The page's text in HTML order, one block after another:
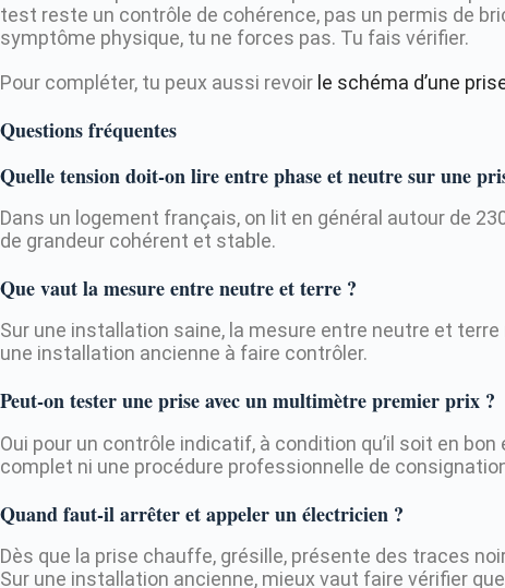
test reste un contrôle de cohérence, pas un permis de
symptôme physique, tu ne forces pas. Tu fais vérifier.
Pour compléter, tu peux aussi revoir le schéma d’une
Questions fréquentes
Quelle tension doit-on lire entre phase et neutre sur une
Dans un logement français, on lit en général autour de
de grandeur cohérent et stable.
Que vaut la mesure entre neutre et terre ?
Sur une installation saine, la mesure entre neutre et
une installation ancienne à faire contrôler.
Peut-on tester une prise avec un multimètre premier prix ?
Oui pour un contrôle indicatif, à condition qu’il soit en
complet ni une procédure professionnelle de
Quand faut-il arrêter et appeler un électricien ?
Dès que la prise chauffe, grésille, présente des traces
Sur une installation ancienne, mieux vaut faire vérifier